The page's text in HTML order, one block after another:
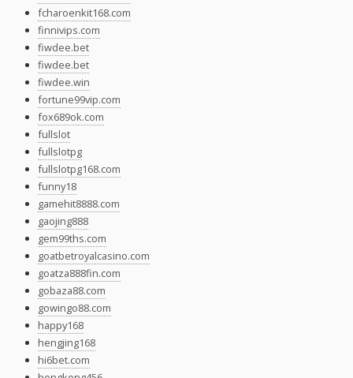
fcharoenkit168.com
finnivips.com
fiwdee.bet
fiwdee.bet
fiwdee.win
fortune99vip.com
fox689ok.com
fullslot
fullslotpg
fullslotpg168.com
funny18
gamehit8888.com
gaojing888
gem99ths.com
goatbetroyalcasino.com
goatza888fin.com
gobaza88.com
gowingo88.com
happy168
hengjing168
hi6bet.com